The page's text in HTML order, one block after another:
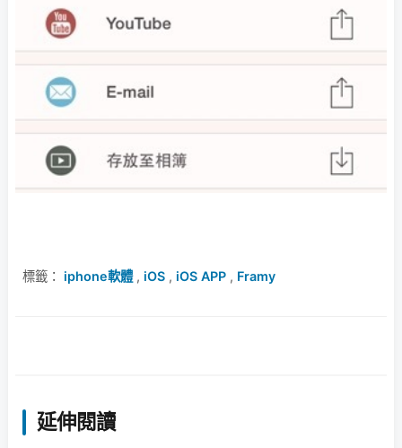
標籤： iphone軟體, iOS , iOS APP , Framy
延伸閱讀